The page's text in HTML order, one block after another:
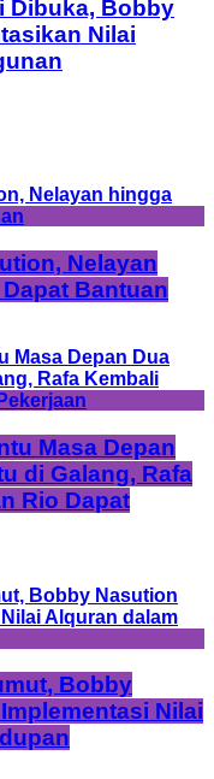
Dibuka, Bobby
Nilai
Nelayan
Bantuan
Masa Depan
di Galang, Rafa
Rio Dapat
Bobby
Nilai